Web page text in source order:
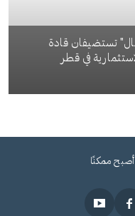
تستضيفان قادة
في قطر
أصبح ممكنًا